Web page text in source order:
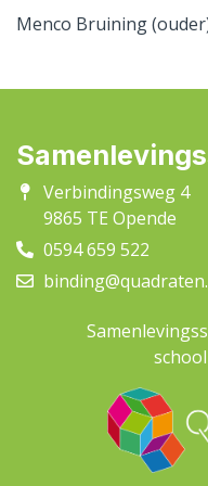
Menco Bruining
Verbindingsweg 4
9865 TE Opende
0594 659 522